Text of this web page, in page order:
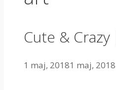
Cute &
1 maj, 20181 maj, 2018